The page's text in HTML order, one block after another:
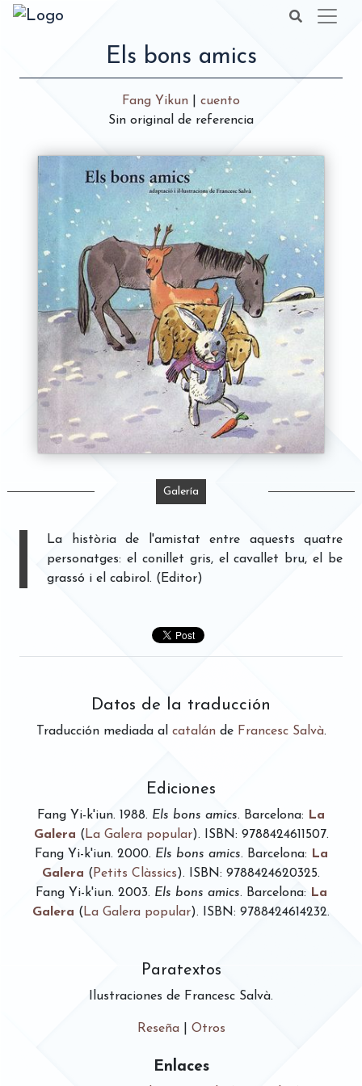
Els bons amics
Fang Yikun
cuento
Sin original de referencia
Galería
La història de l'amistat entre aquests quatre
personatges: el conillet gris, el cavallet bru, el be
grassó i el cabirol. (Editor)
Datos de la traducción
Traducción mediada al catalánde Francesc Salvà.
Ediciones
Fang Yi-k'iun. 1988. Els bons amics. Barcelona:
La
Galera ( La Galera popular). ISBN: 9788424611507.
Fang Yi-k'iun. 2000. Els bons amics. Barcelona:
La
Galera ( Petits Clàssics). ISBN: 9788424620325.
Fang Yi-k'iun. 2003. Els bons amics. Barcelona:
La
Galera ( La Galera popular). ISBN: 9788424614232.
Paratextos
Ilustraciones de Francesc Salvà.
Reseña| Otros
Enlaces